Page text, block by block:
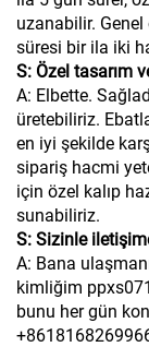
uzanabilir.
süresi bir ila iki
S: Özel tasarım
A: Elbette.
üretebiliriz.
en iyi şekilde
sipariş hacmi
için özel kalıp
sunabiliriz.
S: Sizinle
A: Bana
kimliğim
bunu her gün